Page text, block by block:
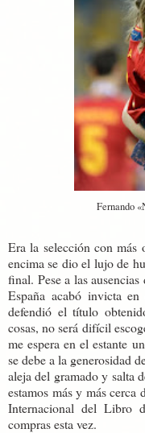
Fernando
Era la selección con más
encima se dio el lujo de
final. Pese a las
España acabó invicta
defendió el título
cosas, no será difícil
me espera en el estante
se debe a la generosidad
aleja del gramado y salta
estamos más y más cerca
Internacional del Libro
compras esta vez.